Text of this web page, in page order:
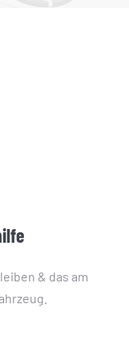
& das am